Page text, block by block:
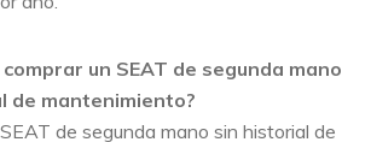
comprar un SEAT de segunda mano
de mantenimiento?
de segunda mano sin historial de